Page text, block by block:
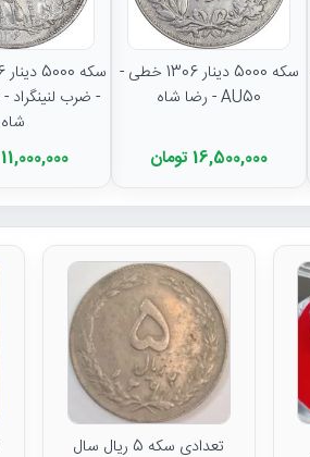
سکه 5000 دینار 1306 خطی -
AU50 - رضا شاه
16,500,000 تومان
شاه
11,000,000 تومان
تعدادی سکه 5 ریال سال